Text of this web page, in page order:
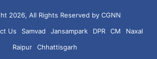
2026, All Rights Reserved by CGNN
Us Samvad Jansampark DPR CM
Naxal
Raipur
Chhattisgarh